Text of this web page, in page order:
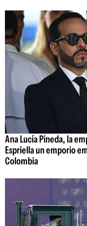
Ana Lucía Pineda, la
Espriella un emporio
Colombia